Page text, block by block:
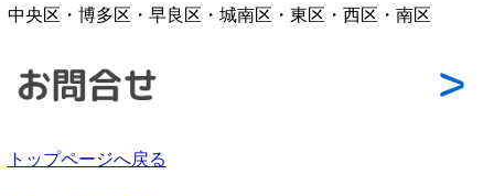
中央区・博多区・早良区・城南区・東区・西区・南区
トップページへ戻る